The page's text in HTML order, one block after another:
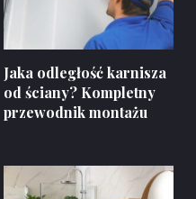
Jaka odległość karnisza
od ściany? Kompletny
przewodnik montażu